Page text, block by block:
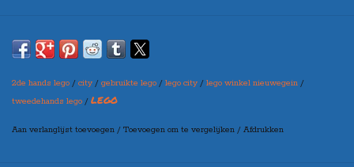
Indien u de set “zonder doos” besteld, zal de set netjes verpakt worden
Maak bovenaan uw selectie in welke variant u de set wilt
2de hands lego / city / gebruikte lego / lego city / lego winkel nieuwegein /
tweedehands lego / LEGO
Aan verlanglijst toevoegen / Toevoegen om te vergelijken / Afdrukken